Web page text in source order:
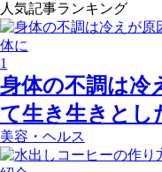
人気記事ランキング
1
身体の不調は冷
て生き生きとし
美容・ヘルス